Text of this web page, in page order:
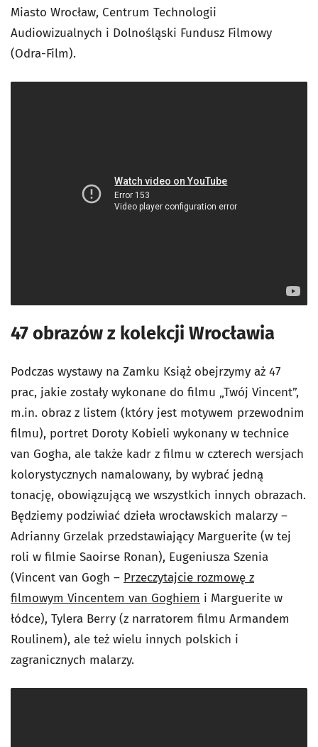
Miasto Wrocław, Centrum Technologii
Audiowizualnych i Dolnośląski Fundusz Filmowy
(Odra-Film).
47 obrazów z kolekcji Wrocławia
Podczas wystawy na Zamku Książ obejrzymy aż 47
prac, jakie zostały wykonane do filmu „Twój Vincent”,
m.in. obraz z listem (który jest motywem przewodnim
filmu), portret Doroty Kobieli wykonany w technice
van Gogha, ale także kadr z filmu w czterech wersjach
kolorystycznych namalowany, by wybrać jedną
tonację, obowiązującą we wszystkich innych obrazach.
Będziemy podziwiać dzieła wrocławskich malarzy –
Adrianny Grzelak przedstawiający Marguerite (w tej
roli w filmie Saoirse Ronan), Eugeniusza Szenia
(Vincent van Gogh – Przeczytajcie rozmowę z
filmowym Vincentem van Goghiem i Marguerite w
łódce), Tylera Berry (z narratorem filmu Armandem
Roulinem), ale też wielu innych polskich i
zagranicznych malarzy.